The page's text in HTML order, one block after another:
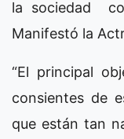
la sociedad
Manifestó la
“El principal
consientes de
que están tan